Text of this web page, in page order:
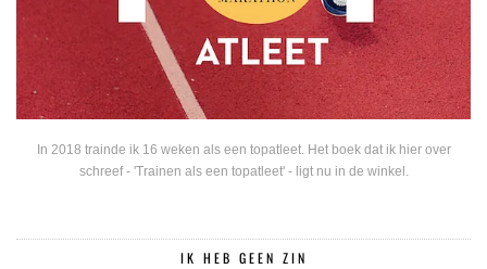
In 2018 trainde ik 16 weken als een topatleet. Het boek dat ik hier over
schreef - 'Trainen als een topatleet' - ligt nu in de winkel.
IK HEB GEEN ZIN